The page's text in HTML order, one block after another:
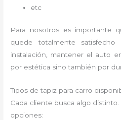
etc
Para nosotros es importante
quede totalmente
instalación, mantener el auto
por estética sino también por
Tipos de tapiz para carro
Cada cliente busca algo
opciones: